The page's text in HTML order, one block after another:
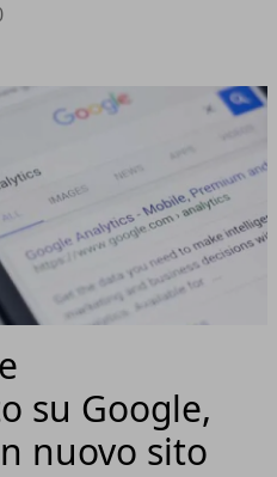
su Google,
nuovo sito